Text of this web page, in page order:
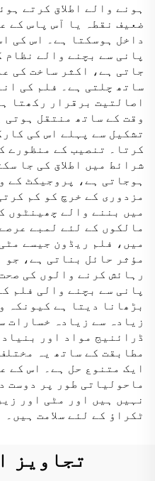
ہونے والے اطلاق کرتے
ضعیف نقطہ یا آس پاس کے
داخل ہوسکتا ہے۔ اس کی
پانی سے بچنے والے
جاتی ہے، اکثر ساخت کی
ساتھ چلتی ہے۔ فلم کی
اصالتیت برقرار رکھتا
وقت کے ساتھ منتقل ہوتی
تشکیل سے پہلے اس کی
کرتا۔ تنصیب کے منظورے
شرائط میں اطلاق کی جا
ہوجاتی ہے، پروجیکٹ کے
مزدوری کے خرچ کو کم
مالکوں کے لئے لمبے
میں، فلم ریڈون جیسے
مؤثر حائل بناتی ہے، جو
پانی سے بچنے والی فلم
بڑھانا دیتا ہے کیونکہ
زیادہ سے زیادہ خسارات
ڈرائنیج مواد اور
مطابقت کے ساتھ یہ
ایک متنوع حل ہے۔ اس کے
نہیں ہیں اور مٹی اور
ٹکراؤ کے لئے سلامت ہیں۔
تجاویز